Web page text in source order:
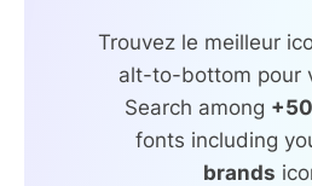
Trouvez le meilleur
alt-to-bottom pour
Search among
fonts including
brands